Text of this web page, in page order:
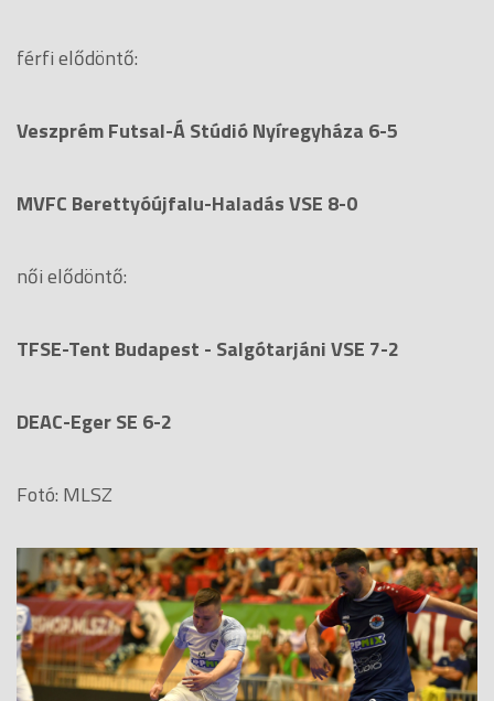
férfi elődöntő:
Veszprém Futsal-Á Stúdió Nyíregyháza 6-5
MVFC Berettyóújfalu-Haladás VSE 8-0
női elődöntő:
TFSE-Tent Budapest - Salgótarjáni VSE 7-2
DEAC-Eger SE 6-2
Fotó: MLSZ